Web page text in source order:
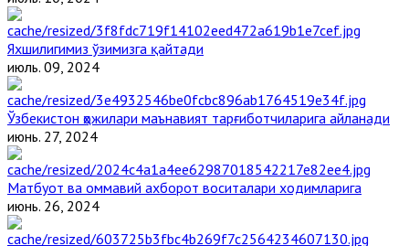
Яхшилигимиз ўзимизга қайтади
июль. 09, 2024
Ўзбекистон ҳожилари маънавият тарғиботчиларига айланади
июнь. 27, 2024
Матбуот ва оммавий ахборот воситалари ходимларига
июнь. 26, 2024